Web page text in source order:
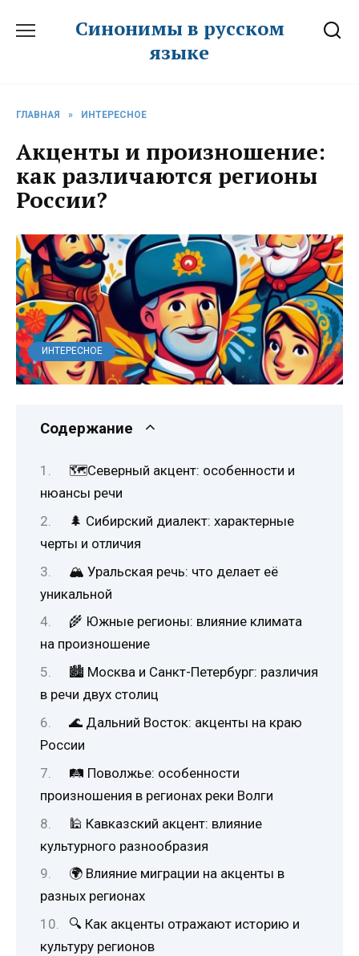
Синонимы в русском
языке
ГЛАВНАЯ » ИНТЕРЕСНОЕ
Акценты и произношение:
как различаются регионы
России?
ИНТЕРЕСНОЕ
Содержание
🗺️Северный акцент: особенности и
нюансы речи
🌲 Сибирский диалект: характерные
черты и отличия
🏔️ Уральская речь: что делает её
уникальной
🌾 Южные регионы: влияние климата
на произношение
🏙️ Москва и Санкт-Петербург: различия
в речи двух столиц
🌊 Дальний Восток: акценты на краю
России
🛤️ Поволжье: особенности
произношения в регионах реки Волги
🕌 Кавказский акцент: влияние
культурного разнообразия
🌍 Влияние миграции на акценты в
разных регионах
🔍 Как акценты отражают историю и
культуру регионов